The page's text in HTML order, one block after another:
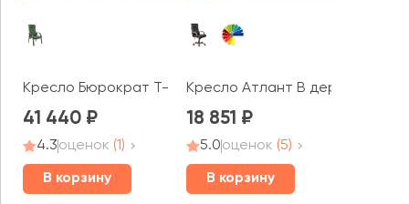
Кресло Бюрократ T-9928WALNUT-CF
41 440
4.3оценок (1)
В корзину
Кресло Атлант В дерево
18 851
5.0оценок (5)
В корзину